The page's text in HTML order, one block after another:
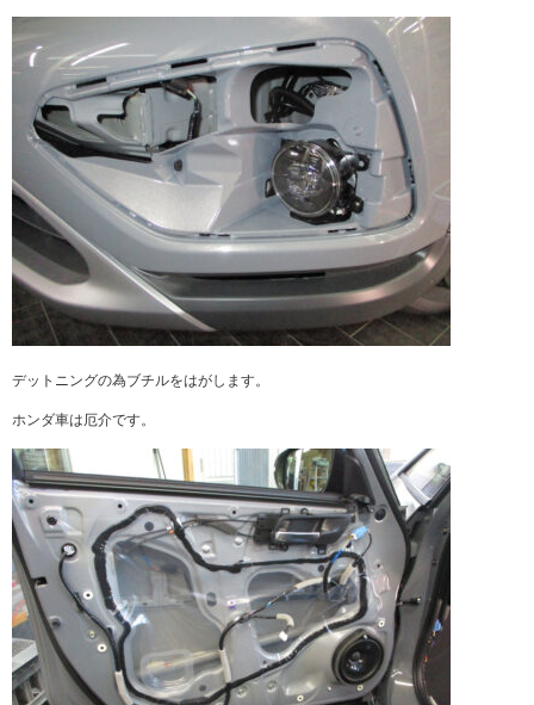
デットニングの為ブチルをはがします。
ホンダ車は厄介です。